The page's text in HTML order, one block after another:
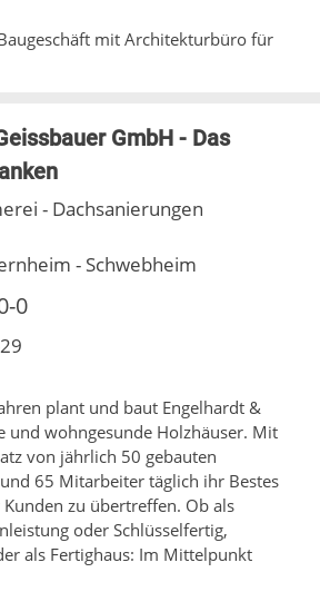
mit Architekturbüro für
GmbH - Das
- Dachsanierungen
- Schwebheim
0
plant und baut Engelhardt &
und wohngesunde Holzhäuser. Mit
von jährlich 50 gebauten
65 Mitarbeiter täglich ihr Bestes
zu übertreffen. Ob als
oder Schlüsselfertig,
als Fertighaus: Im Mittelpunkt